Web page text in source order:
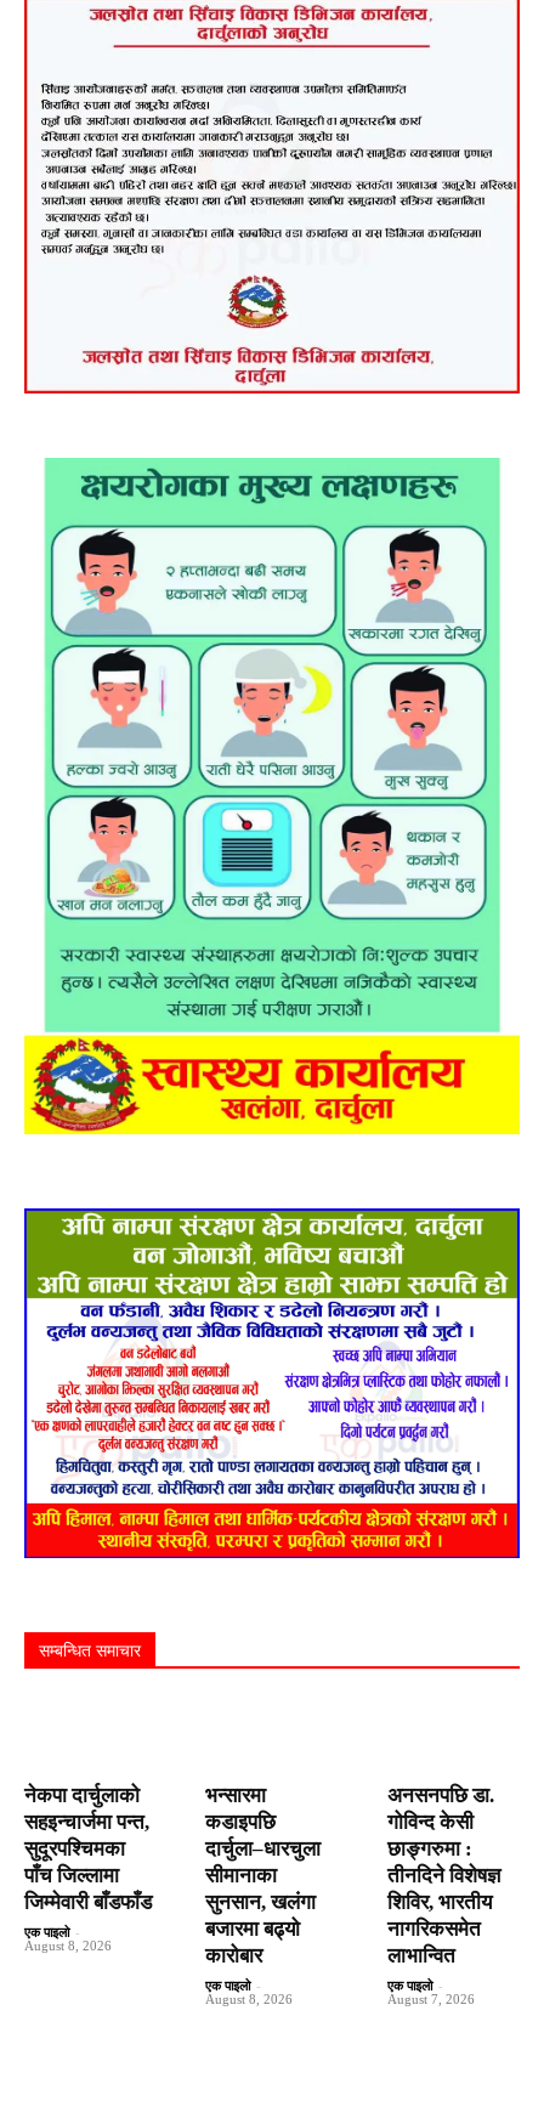
सम्बन्धित समाचार
नेकपा दार्चुलाको
सहइन्चार्जमा पन्त,
सुदूरपश्चिमका
पाँच जिल्लामा
जिम्मेवारी बाँडफाँड
एक पाइलो -
August 8, 2026
भन्सारमा
कडाइपछि
दार्चुला–धारचुला
सीमानाका
सुनसान, खलंगा
बजारमा बढ्यो
कारोबार
एक पाइलो -
August 8, 2026
अनसनपछि डा.
गोविन्द केसी
छाङ्गरुमा :
तीनदिने विशेषज्ञ
शिविर, भारतीय
नागरिकसमेत
लाभान्वित
एक पाइलो -
August 7, 2026